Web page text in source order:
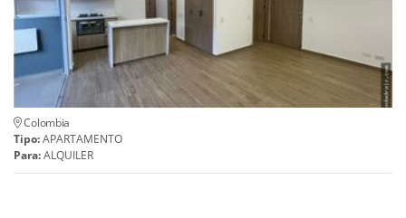
Colombia
Tipo:APARTAMENTO
Para:ALQUILER